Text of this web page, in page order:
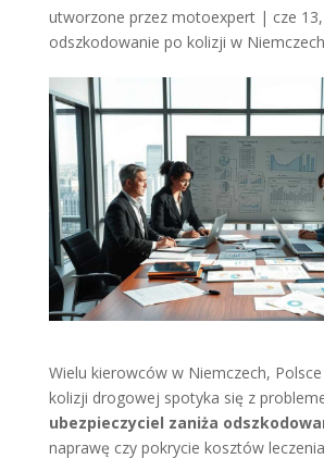
utworzone przez motoexpert| cze
odszkodowanie po kolizji w Niemczech
Wielu kierowców w Niemczech,
kolizji drogowej spotyka się z
ubezpieczyciel zaniża
naprawę czy pokrycie kosztów